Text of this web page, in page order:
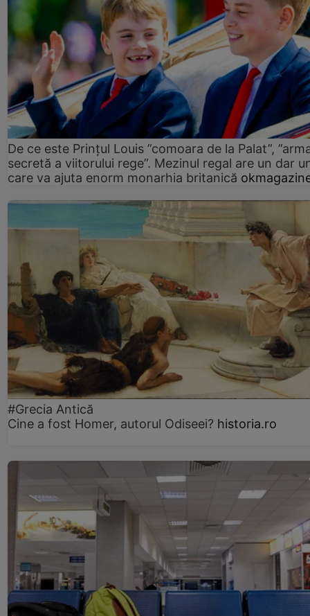
De ce este Prințul Louis ”comoara de la Palat”,
secretă a viitorului rege”. Mezinul regal are un dar
care va ajuta enorm monarhia britanică
#Grecia Antică
Cine a fost Homer, autorul Odiseei? historia.ro